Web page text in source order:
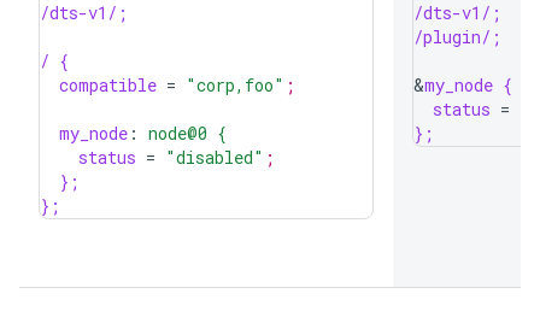
/dts-v1/;
/ {
compatible = "corp,foo" ;
my_node : node@0 {
status = "disabled" ;
};
};
/dts-v1/;
/plugin/;
&my_node {
status =
};